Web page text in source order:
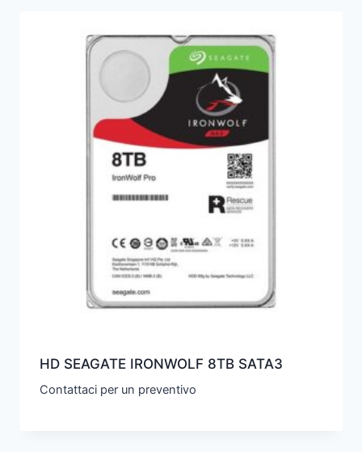
HD SEAGATE IRONWOLF 8TB SATA3
Contattaci per un preventivo